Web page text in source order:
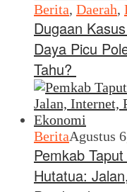
Berita, Daerah,
Dugaan
Daya Picu
Tahu?
BeritaAgustus
Pemkab
Hutatua: